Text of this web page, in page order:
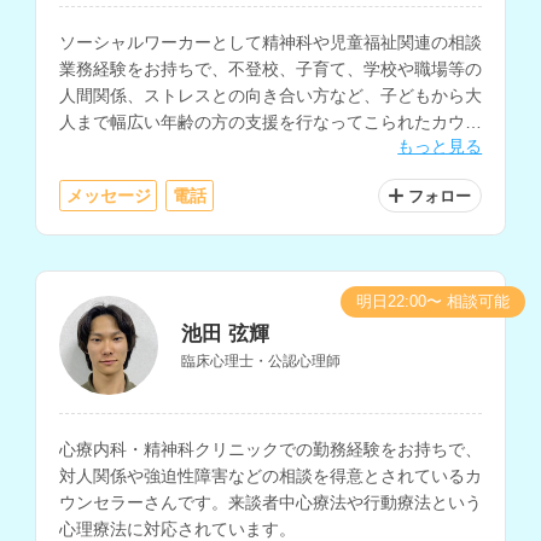
ソーシャルワーカーとして精神科や児童福祉関連の相談
業務経験をお持ちで、不登校、子育て、学校や職場等の
人間関係、ストレスとの向き合い方など、子どもから大
人まで幅広い年齢の方の支援を行なってこられたカウン
もっと見る
メッセージ 電話 フォロー
池田 弦輝
臨床心理士・公認心理師
心療内科・精神科クリニックでの勤務経験をお持ちで、
対人関係や強迫性障害などの相談を得意とされているカ
ウンセラーさんです。来談者中心療法や行動療法という
心理療法に対応されています。
明日22:00〜 相談可能